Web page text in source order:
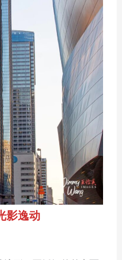
影逸动